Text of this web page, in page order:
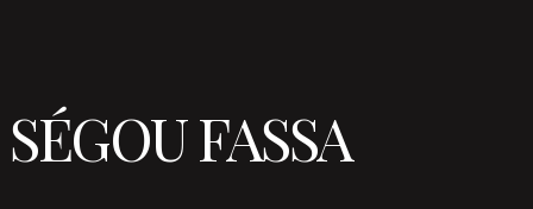
SÉGOU FASSA